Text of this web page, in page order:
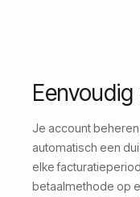
Je account
automatisch een
elke
betaalmethode op